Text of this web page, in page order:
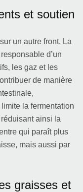
et soutien
un autre front. La
d’un
les gaz et les
de manière
limite la fermentation
ainsi la
qui paraît plus
mais aussi par
graisses et